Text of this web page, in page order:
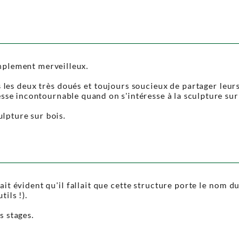
merveilleux.
deux très doués et toujours soucieux de partager
incontournable quand on s'intéresse à la sculpture
sur bois.
évident qu'il fallait que cette structure porte le nom
!).
stages.